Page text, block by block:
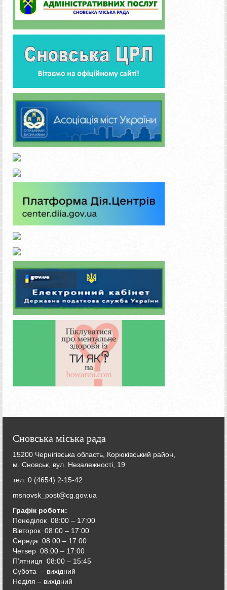
Сновська міська рада
15200 Чернігівська область, Корюківський район,
м. Сновськ, вул. Незалежності, 19
тел: 0 (4654) 2-15-42
msnovsk_post@cg.gov.ua
Графік роботи:
Понеділок 08:00 – 17:00
Вівторок 08:00 – 17:00
Середа 08:00 – 17:00
Четвер 08:00 – 17:00
П’ятниця 08:00 – 15:45
Субота – вихідний
Неділя – вихідний